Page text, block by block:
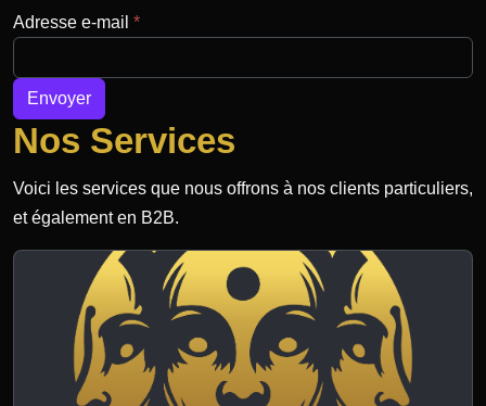
Adresse e-mail *
Système Captcha
Envoyer
Nos Services
Voici les services que nous offrons à nos clients particuliers,
et également en B2B.